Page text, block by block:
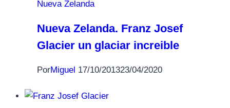
Nueva Zelanda
Nueva Zelanda. Franz Josef
Glacier un glaciar increible
PorMiguel 17/10/201323/04/2020